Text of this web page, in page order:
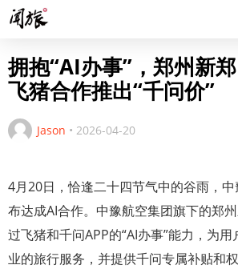
拥抱“AI办事”，郑州新
飞猪合作推出“千问价”
Jason • 2026-04-20
4月20日，恰逢二十四节气中的谷雨，
布达成AI合作。中豫航空集团旗下的郑
过飞猪和千问APP的“AI办事”能力，为
业的旅行服务，并提供千问专属补贴和